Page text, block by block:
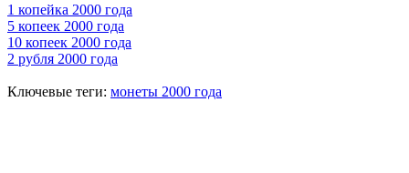
1 копейка 2000 года
5 копеек 2000 года
10 копеек 2000 года
2 рубля 2000 года
Ключевые теги: монеты 2000 года